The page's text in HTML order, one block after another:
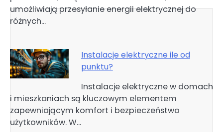
umożliwiają przesyłanie energii elektrycznej do
różnych…
Instalacje elektryczne ile od
punktu?
Instalacje elektryczne w domach
i mieszkaniach są kluczowym elementem
zapewniającym komfort i bezpieczeństwo
użytkowników. W…